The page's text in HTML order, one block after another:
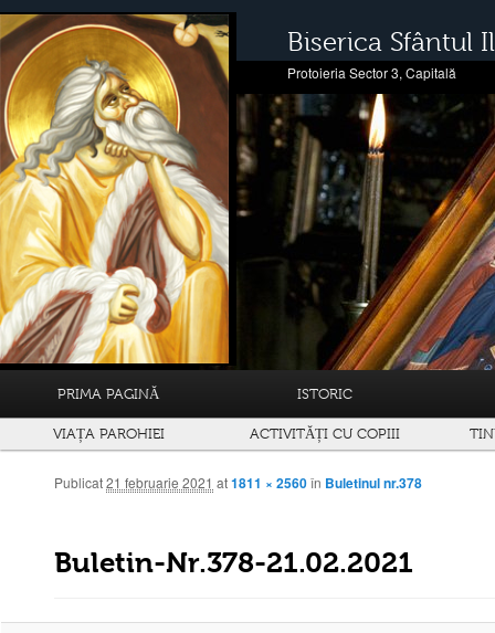
Biserica Sfântul
Protoieria Sector 3, Capitală
PRIMA PAGINĂ ISTORIC
VIAȚA PAROHIEI ACTIVITĂȚI CU COPIII
Navigare prin imagini
Buletin-Nr.378-21.02.2021
Publicat21 februarie 2021 at1811 × 2560în Buletinul nr.378